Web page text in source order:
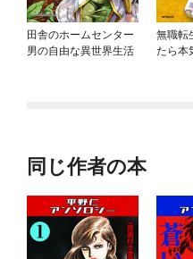
田舎のホームセンター
男の自由な異世界生活
無職転
たら本
同じ作者の本